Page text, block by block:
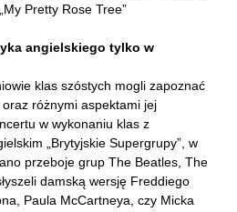
Pretty Rose Tree”
angielskiego tylko w
klas szóstych mogli zapoznać
różnymi aspektami jej
w wykonaniu klas z
„Brytyjskie Supergrupy”, w
przeboje grup The Beatles, The
damską wersję Freddiego
Paula McCartneya, czy Micka